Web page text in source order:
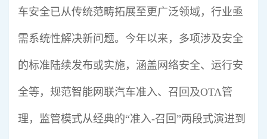
车安全已从传统范畴拓展至更广泛领域，行业亟
需系统性解决新问题。今年以来，多项涉及安全
的标准陆续发布或实施，涵盖网络安全、运行安
全等，规范智能网联汽车准入、召回及OTA管
理，监管模式从经典的“准入-召回”两段式演进到